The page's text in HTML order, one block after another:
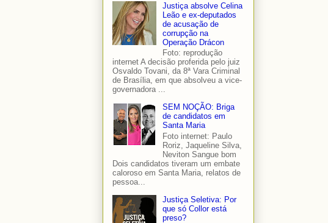
Justiça absolve Celina
Leão e ex-deputados
de acusação de
corrupção na
Operação Drácon
Foto: reprodução
internet A decisão proferida pelo juiz
Osvaldo Tovani, da 8ª Vara Criminal
de Brasília, em que absolveu a vice-
governadora ...
SEM NOÇÃO: Briga
de candidatos em
Santa Maria
Foto internet: Paulo
Roriz, Jaqueline Silva,
Neviton Sangue bom
Dois candidatos tiveram um embate
caloroso em Santa Maria, relatos de
pessoa...
Justiça Seletiva: Por
que só Collor está
preso?